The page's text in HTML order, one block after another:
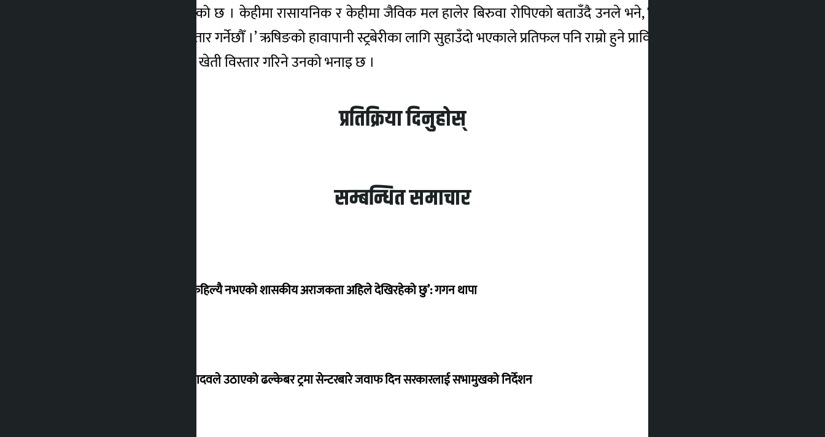
तीन प्रजातिका बिरुवा रोपिएको छ । केहीमा रासायनिक र केहीमा जैविक मल हालेर बिरुवा रोपिएको बताउँदै उनले भने, ‘कुनचाहिँ राम्रो हुन्छ परीक्षण
गर्छौँ र त्यसैअनुरुप खेती विस्तार गर्नेछौँ ।’ ऋषिङको हावापानी स्ट्रबेरीका लागि सुहाउँदो भएकाले प्रतिफल पनि राम्रो हुने प्राविधिक पण्डितको विश्वास छ ।
अपेक्षाअनुसार उत्पादन भएमा खेती विस्तार गरिने उनको भनाइ छ ।
प्रतिक्रिया दिनुहोस्
सम्बन्धित समाचार
‘देशमा कहिल्यै नभएको शासकीय अराजकता अहिले देखिरहेको छु’: गगन थापा
सांसद यादवले उठाएको ढल्केबर ट्रमा सेन्टरबारे जवाफ दिन सरकारलाई सभामुखको निर्देशन